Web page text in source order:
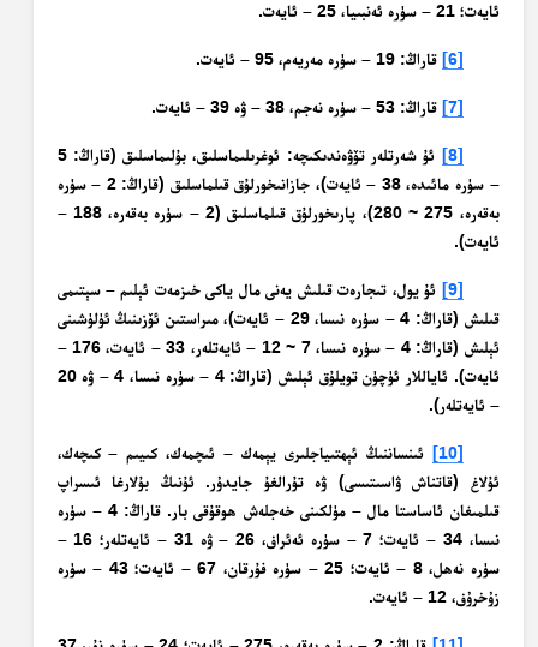
ئايەت؛ 21 – سۈرە ئەنبىيا، 25 – ئايەت.
[6] قاراڭ: 19 – سۈرە مەريەم، 95 – ئايەت.
[7] قاراڭ: 53 – سۈرە نەجم، 38 – ۋە 39 – ئايەت.
[8]
ئۇ شەرتلەر تۆۋەندىكىچە: ئوغرىلىماسلىق، بۇلىماسلىق (قاراڭ: 5
– سۈرە مائىدە، 38 – ئايەت)، جازانىخورلۇق قىلماسلىق (قاراڭ: 2 – سۈرە
بەقەرە، 275 ~ 280)، پارىخورلۇق قىلماسلىق (2 – سۈرە بەقەرە، 188 –
ئايەت).
[9]
ئۇ يول، تىجارەت قىلىش يەنى مال ياكى خىزمەت ئېلىم – سېتىمى
قىلىش (قاراڭ: 4 – سۈرە نىسا، 29 – ئايەت)، مىراستىن ئۆزىنىڭ ئۈلۈشىنى
ئېلىش (قاراڭ: 4 – سۈرە نىسا، 7 ~ 12 – ئايەتلەر، 33 – ئايەت، 176 –
ئايەت). ئاياللار ئۈچۈن تويلۇق ئېلىش (قاراڭ: 4 – سۈرە نىسا، 4 – ۋە 20
– ئايەتلەر).
[10]
ئىنساننىڭ ئېھتىياجلىرى يېمەك – ئىچمەك، كىيىم – كىچەك،
ئۇلاغ (قاتناش ۋاسىتىسى) ۋە تۇرالغۇ جايدۇر. ئۇنىڭ بۇلارغا ئىسراپ
قىلمىغان ئاساستا مال – مۈلكىنى خەجلەش ھوقۇقى بار. قاراڭ: 4 – سۈرە
نىسا، 34 – ئايەت؛ 7 – سۈرە ئەئراف، 26 – ۋە 31 – ئايەتلەر؛ 16 –
سۈرە نەھل، 8 – ئايەت؛ 25 – سۈرە فۇرقان، 67 – ئايەت؛ 43 – سۈرە
زۇخرۇف، 12 – ئايەت.